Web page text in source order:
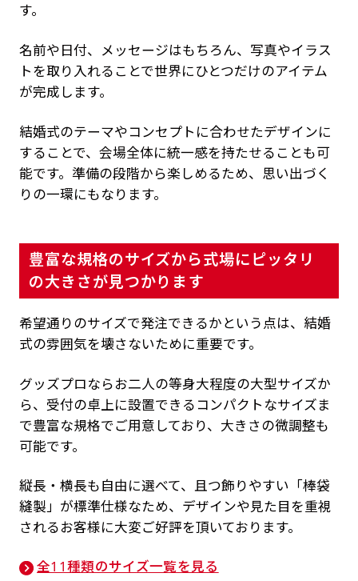
す。
名前や日付、メッセージはもちろん、写真やイラス
トを取り入れることで世界にひとつだけのアイテム
が完成します。
結婚式のテーマやコンセプトに合わせたデザインに
することで、会場全体に統一感を持たせることも可
能です。準備の段階から楽しめるため、思い出づく
りの一環にもなります。
豊富な規格のサイズから式場にピッタリ
の大きさが見つかります
希望通りのサイズで発注できるかという点は、結婚
式の雰囲気を壊さないために重要です。
グッズプロならお二人の等身大程度の大型サイズか
ら、受付の卓上に設置できるコンパクトなサイズま
で豊富な規格でご用意しており、大きさの微調整も
可能です。
縦長・横長も自由に選べて、且つ飾りやすい「棒袋
縫製」が標準仕様なため、デザインや見た目を重視
されるお客様に大変ご好評を頂いております。
全11種類のサイズ一覧を見る